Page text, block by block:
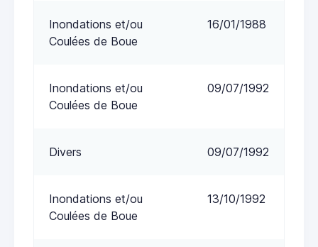
Inondations et/ou
Coulées de Boue
16/01/1988
Inondations et/ou
Coulées de Boue
09/07/1992
Divers 09/07/1992
Inondations et/ou
Coulées de Boue
13/10/1992